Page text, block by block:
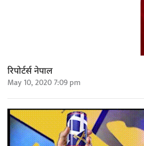
रिपोर्टर्स नेपाल
May 10, 2020 7:09 pm